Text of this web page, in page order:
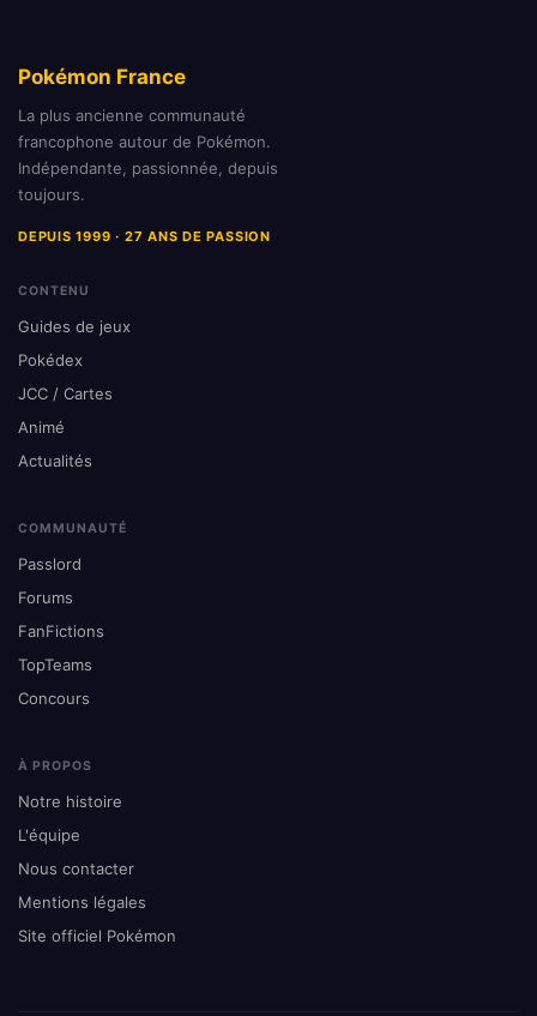
Pokémon France
La plus ancienne communauté
francophone autour de Pokémon.
Indépendante, passionnée, depuis
toujours.
DEPUIS 1999 · 27 ANS DE PASSION
CONTENU
Guides de jeux
Pokédex
JCC / Cartes
Animé
Actualités
COMMUNAUTÉ
Passlord
Forums
FanFictions
TopTeams
Concours
À PROPOS
Notre histoire
L'équipe
Nous contacter
Mentions légales
Site officiel Pokémon